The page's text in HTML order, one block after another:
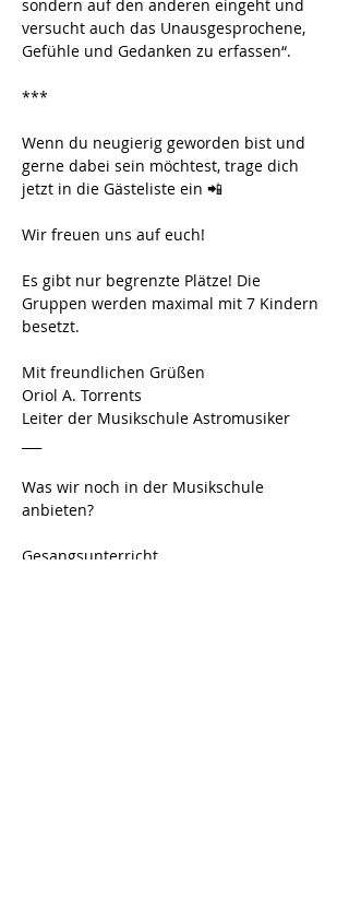
sondern auf den anderen eingeht und
versucht auch das Unausgesprochene,
Gefühle und Gedanken zu erfassen“.
***
Wenn du neugierig geworden bist und
gerne dabei sein möchtest, trage dich
jetzt in die Gästeliste ein 📲
Wir freuen uns auf euch!
Es gibt nur begrenzte Plätze! Die
Gruppen werden maximal mit 7 Kindern
besetzt.
Mit freundlichen Grüßen
Oriol A. Torrents
Leiter der Musikschule Astromusiker
Was wir noch in der Musikschule
anbieten?
Gesangsunterricht